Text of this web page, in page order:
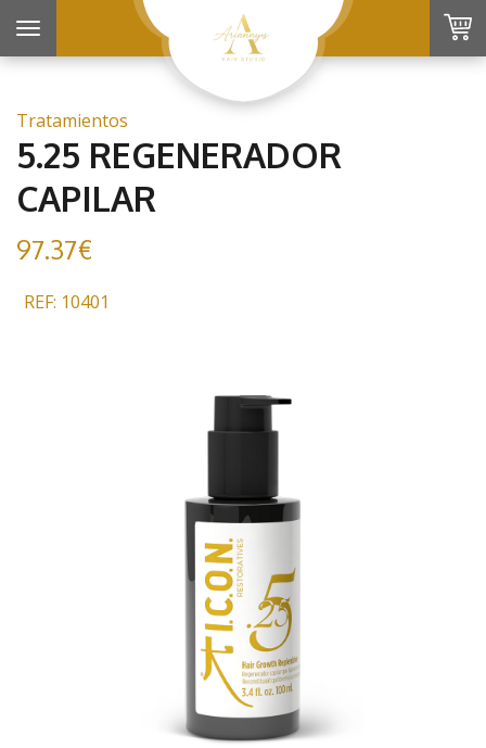
Toggle
navigation
Tratamientos
5.25 REGENERADOR
CAPILAR
97.37€
REF: 10401